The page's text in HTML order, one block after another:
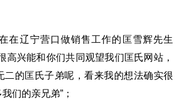
在辽宁营口做销售工作的匡雪辉先生
高兴能和你们共同观望我们匡氏网站，
二的匡氏子弟呢，看来我的想法确实很
们的亲兄弟”；